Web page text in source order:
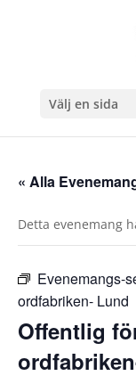
Välj en sida
« Alla
Detta evenemang
Evenemangs-
ordfabriken- Lund
Offentlig